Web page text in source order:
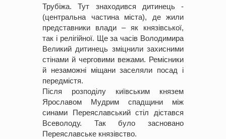
Трубіжа. Тут знаходився дитинець -
(центральна частина міста), де жили
представники влади – як князівської,
так і релігійної. Ще за часів Володимира
Великий дитинець зміцнили захисними
стінами й черговими вежами. Ремісники
й незаможні міщани заселяли посад і
передмістя.
Після розподілу київським князем
Ярославом Мудрим спадщини між
синами Переяславський стіл дістався
Всеволоду. Так було засновано
Переяславське князівство.